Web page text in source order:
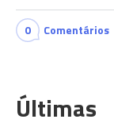
0 Comentários
Últimas